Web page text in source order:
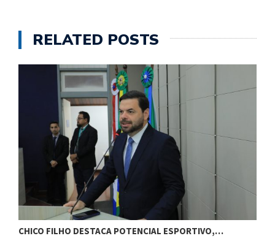
RELATED POSTS
CHICO FILHO DESTACA POTENCIAL ESPORTIVO,…